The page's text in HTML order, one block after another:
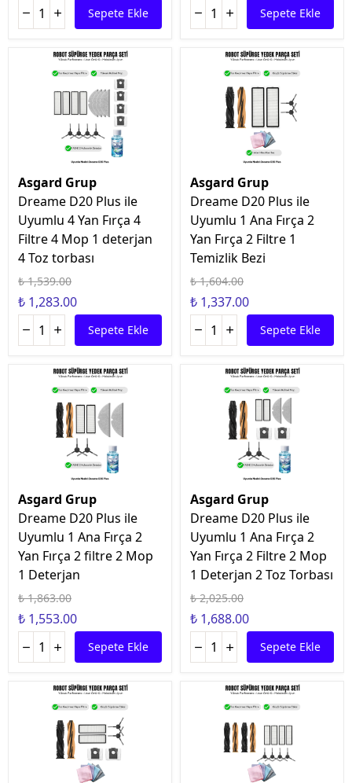
Sepete Ekle Sepete Ekle
Asgard Grup
Dreame D20 Plus ile
Uyumlu 4 Yan Fırça 4
Filtre 4 Mop 1 deterjan
4 Toz torbası
₺ 1,539.00
₺ 1,283.00
Sepete Ekle
Asgard Grup
Dreame D20 Plus ile
Uyumlu 1 Ana Fırça 2
Yan Fırça 2 Filtre 1
Temizlik Bezi
₺ 1,604.00
₺ 1,337.00
Sepete Ekle
Asgard Grup
Dreame D20 Plus ile
Uyumlu 1 Ana Fırça 2
Yan Fırça 2 filtre 2 Mop
1 Deterjan
₺ 1,863.00
₺ 1,553.00
Sepete Ekle
Asgard Grup
Dreame D20 Plus ile
Uyumlu 1 Ana Fırça 2
Yan Fırça 2 Filtre 2 Mop
1 Deterjan 2 Toz Torbası
₺ 2,025.00
₺ 1,688.00
Sepete Ekle